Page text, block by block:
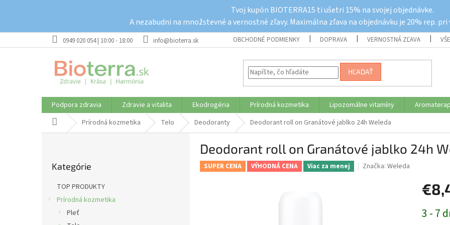
Tvoj kupón BIOTERRA15 ti ušetri 15% na svojej objednávke.
A nezabudni na množstevné a vernostné zľavy. Maximálna zľava na objednávku je 20% rep. pri
0949 020 054 | 10:00 - 18:00 info@bioterra.sk OBCHODNÉ PODMIENKY DOPRAVA VERNOSTNÁ ZĽAVA
HĽADAŤ
Podpora zdravia Zdravie a vitalita Ekodrogéria Prírodná kozmetika Lipozomálne vitamíny
DomovPrírodná kozmetika Telo Deodoranty Deodorant roll on Granátové jablko 24h Weleda
kategórie
Kategórie
TOP PRODUKTY
Prírodná kozmetika
Pleť
Deodorant roll on Granátové jablko 24h
SUPER CENA VÝHODNÁ CENA Viac za menej Značka: Weleda
cena:
3 - 7